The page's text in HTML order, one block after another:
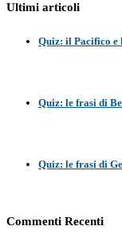
Ultimi articoli
Quiz: il Pacifico e
Quiz: le frasi di
Quiz: le frasi di
Commenti Recenti